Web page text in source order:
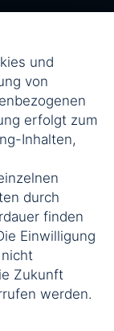
und
von
erfolgt zum
Inhalten,
durch
finden
Einwilligung
Zukunft
werden.